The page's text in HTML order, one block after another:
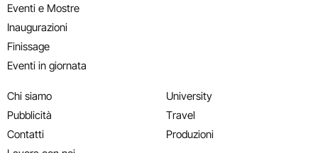
Eventi e Mostre
Inaugurazioni
Finissage
Eventi in giornata
Chi siamo
Pubblicità
Contatti
University
Travel
Produzioni